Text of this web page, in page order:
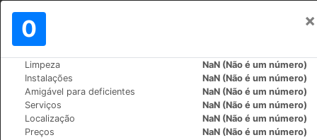
0 ×
Limpeza
NaN (Não é um número)
Instalações
NaN (Não é um número)
Amigável para deficientes
NaN (Não é um número)
Serviços
NaN (Não é um número)
Localização
NaN (Não é um número)
Preços
NaN (Não é um número)
Mundo>Vietnam
Hon Rom Sunlight Resort
+84 (0)947471890
Long Son street - Mui Ne ward, 84